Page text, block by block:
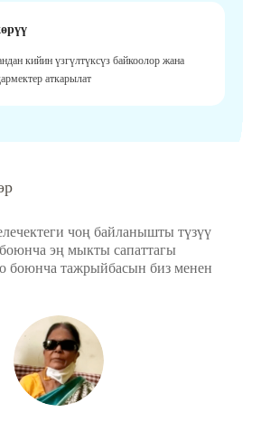
кийин үзгүлтүксүз байкоолор жана
аткарылат
чоң байланышты түзүү
эң мыкты сапаттагы
боюнча тажрыйбасын биз менен